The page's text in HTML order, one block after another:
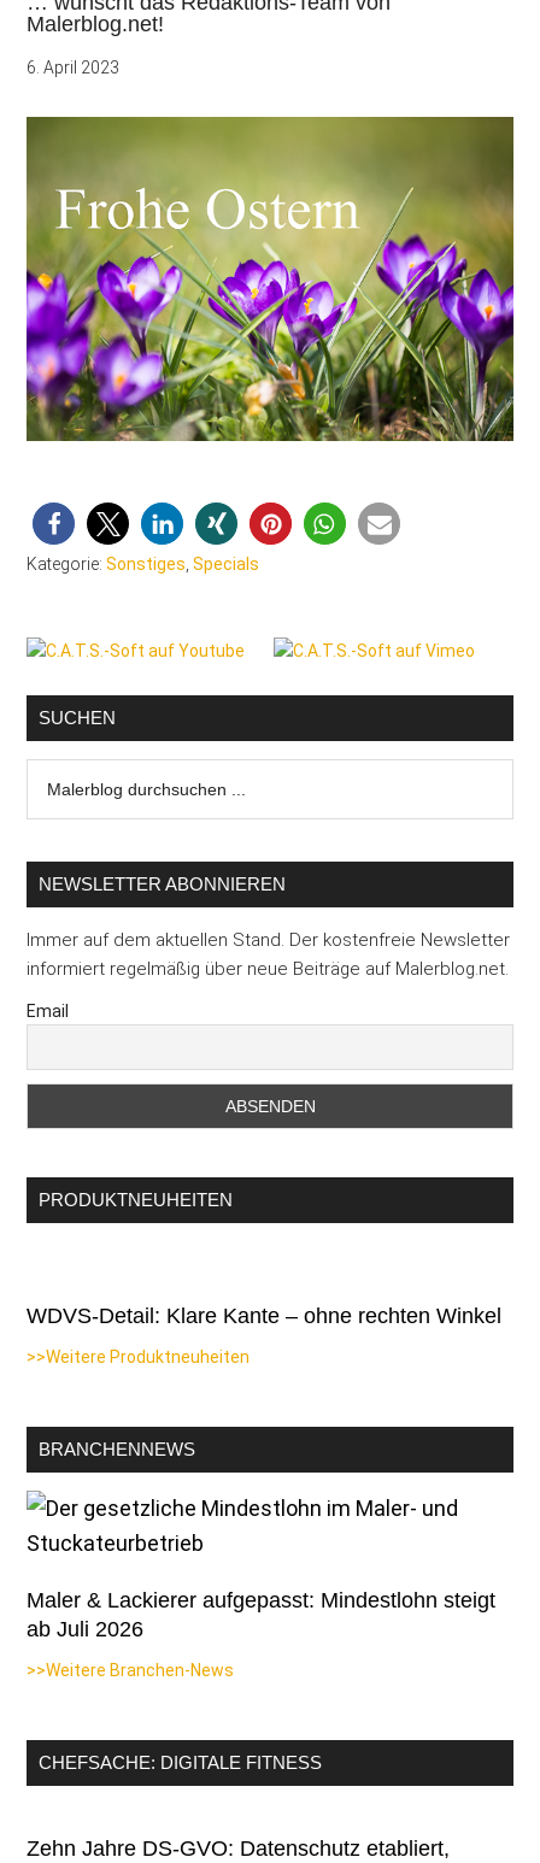
Malerblog.net!
6. April 2023
Kategorie:Sonstiges ,Specials
Seitenspalte
SUCHEN
durchsuchen
NEWSLETTER ABONNIEREN
Immer auf dem aktuellen Stand. Der kostenfreie Newsletter
informiert regelmäßig über neue Beiträge auf Malerblog.net.
Email
PRODUKTNEUHEITEN
WDVS-Detail: Klare Kante – ohne rechten Winkel
>>Weitere Produktneuheiten
BRANCHENNEWS
Maler & Lackierer aufgepasst: Mindestlohn steigt
ab Juli 2026
>>Weitere Branchen-News
CHEFSACHE: DIGITALE FITNESS
Zehn Jahre DS-GVO: Datenschutz etabliert,